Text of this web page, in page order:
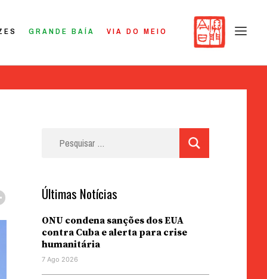
GRANDE BAÍA VIA DO MEIO
Últimas Notícias
ONU condena sanções dos EUA
contra Cuba e alerta para crise
humanitária
7 Ago 2026